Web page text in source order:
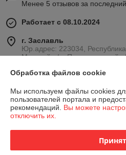
Менее 5 отзывов за
Работает с 08.10.2024
г. Заславль
Юр.адрес: 223034,
Минский р/н, Петришковский
устройством стоянки.,
Контакты
Сегодня выходной
Обработка файлов cookie
Мы используем файлы cookies
пользователей портала и
рекомендаций. Вы можете
отключить их.